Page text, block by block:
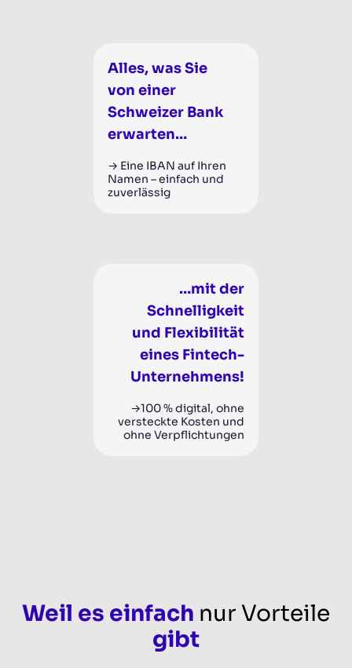
Alles, was Sie
von einer
Schweizer Bank
erwarten…
→ Eine IBAN auf Ihren
Namen – einfach und
zuverlässig
…mit der
Schnelligkeit
und Flexibilität
eines Fintech-
Unternehmens!
→100 % digital, ohne
versteckte Kosten und
ohne Verpflichtungen
Weil es einfach nur Vorteile
gibt